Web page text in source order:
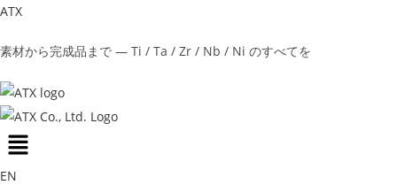
Skip
content
ATX
素材から完成品まで — Ti / Ta / Zr / Nb / Ni のすべてを
Menu
EN